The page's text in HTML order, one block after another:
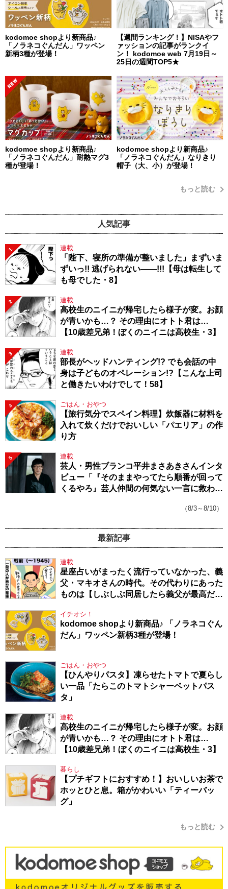
kodomoe shopより新商品♪
「ノラネコぐんだん」ワッペン
新柄3種が登場！
【週間ランキング！】NISAやフ
ァッションの記事がランクイ
ン！ kodomoe web 7月19日～
25日の週間TOP5★
kodomoe shopより新商品♪
「ノラネコぐんだん」耐熱マグ3
種が登場！
kodomoe shopより新商品♪
「ノラネコぐんだん」なりきり
帽子（大、小）が登場！
もっと読む
人気記事
1 連載
「陛下、寝所の準備が整いました」まずいま
ずいっ!! 逃げられない――!!!【母は転生して
も母でした・8】
2 連載
高校生のニイニが帰宅したら様子が変。お顔
が青いかも…？ その理由にオトト君は…
【10歳差兄弟！ぼくのニイニは高校生・3】
3 連載
部長がヘッドハンティング!? でも会話の中
身は子どものオペレーション!?【こんな上司
と働きたいわけでして！58】
4 ごはん・おやつ
【旅行気分でスペイン料理】炊飯器に材料を
入れて炊くだけでおいしい「パエリア」の作
り方
5 連載
芸人・男性ブランコ平井まさあきさんインタ
ビュー「『そのままやってたら順番が回って
くるやろ』芸人仲間の何気ない一言に救われ
（8/3～8/10）
最新記事
連載
星座占いがまったく流行っていなかった、義
父・マキオさんの時代。その代わりにあった
ものは【しぶしぶ同居したら義父が最高だっ
イチオシ！
kodomoe shopより新商品♪ 「ノラネコぐん
だん」ワッペン新柄3種が登場！
ごはん・おやつ
【ひんやりパスタ】凍らせたトマトで夏らし
い一品「たらこのトマトシャーベットパス
タ」
連載
高校生のニイニが帰宅したら様子が変。お顔
が青いかも…？ その理由にオトト君は…
【10歳差兄弟！ぼくのニイニは高校生・3】
暮らし
【プチギフトにおすすめ！】おいしいお茶で
ホッとひと息。箱がかわいい「ティーバッ
グ」
もっと読む